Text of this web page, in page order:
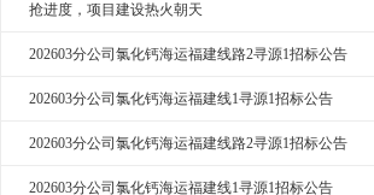
抢进度，项目建设热火朝天
202603分公司氯化钙海运福建线路2寻源1招标公告
202603分公司氯化钙海运福建线1寻源1招标公告
202603分公司氯化钙海运福建线路2寻源1招标公告
202603分公司氯化钙海运福建线1寻源1招标公告